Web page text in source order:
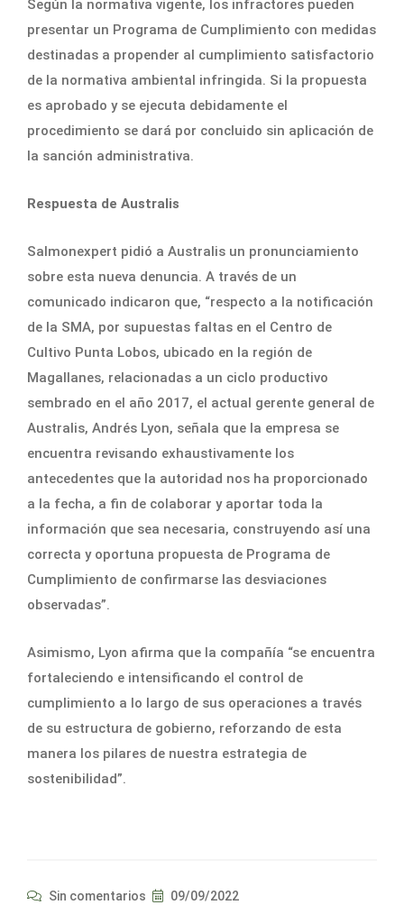
Según la normativa vigente, los infractores pueden
presentar un Programa de Cumplimiento con medidas
destinadas a propender al cumplimiento satisfactorio
de la normativa ambiental infringida. Si la propuesta
es aprobado y se ejecuta debidamente el
procedimiento se dará por concluido sin aplicación de
la sanción administrativa.
Respuesta de Australis
Salmonexpert pidió a Australis un pronunciamiento
sobre esta nueva denuncia. A través de un
comunicado indicaron que, “respecto a la notificación
de la SMA, por supuestas faltas en el Centro de
Cultivo Punta Lobos, ubicado en la región de
Magallanes, relacionadas a un ciclo productivo
sembrado en el año 2017, el actual gerente general de
Australis, Andrés Lyon, señala que la empresa se
encuentra revisando exhaustivamente los
antecedentes que la autoridad nos ha proporcionado
a la fecha, a fin de colaborar y aportar toda la
información que sea necesaria, construyendo así una
correcta y oportuna propuesta de Programa de
Cumplimiento de confirmarse las desviaciones
observadas”.
Asimismo, Lyon afirma que la compañía “se encuentra
fortaleciendo e intensificando el control de
cumplimiento a lo largo de sus operaciones a través
de su estructura de gobierno, reforzando de esta
manera los pilares de nuestra estrategia de
sostenibilidad”.
Sin comentarios 09/09/2022